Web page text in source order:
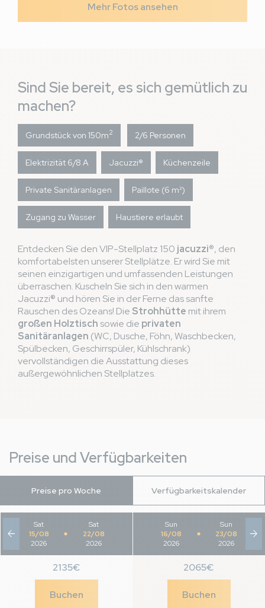
Mehr Fotos ansehen
Sind Sie bereit, es sich gemütlich zu
machen?
Grundstück von 150m2 2/6 Personen
Elektrizität 6/8 A Jacuzzi® Küchenzeile
Private Sanitäranlagen Paillote (6 m²)
Zugang zu Wasser Haustiere erlaubt
Entdecken Sie den VIP-Stellplatz 150 jacuzzi®, den
komfortabelsten unserer Stellplätze. Er wird Sie mit
seinen einzigartigen und umfassenden Leistungen
überraschen. Kuscheln Sie sich in den warmen
Jacuzzi® und hören Sie in der Ferne das sanfte
Rauschen des Ozeans! Die Strohhütte mit ihrem
großen Holztisch sowie die privaten
Sanitäranlagen (WC, Dusche, Föhn, Waschbecken,
Spülbecken, Geschirrspüler, Kühlschrank)
vervollständigen die Ausstattung dieses
außergewöhnlichen Stellplatzes.
Preise und Verfügbarkeiten
Preise pro Woche Verfügbarkeitskalender
Sat
15/08
2026
Sat
22/08
2026
2135€
Buchen
Sun
16/08
2026
Sun
23/08
2026
2065€
Buchen
- -
arrow_back arrow_forward